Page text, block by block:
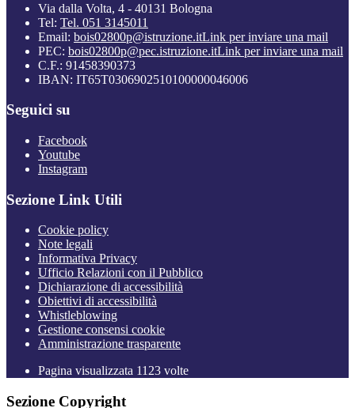
Via dalla Volta, 4 - 40131 Bologna
Tel: Tel. 051 3145011
Email: bois02800p@istruzione.itLink per inviare una mail
PEC: bois02800p@pec.istruzione.itLink per inviare una mail
C.F.: 91458390373
IBAN: IT65T0306902510100000046006
Seguici su
Facebook
Youtube
Instagram
Sezione Link Utili
Cookie policy
Note legali
Informativa Privacy
Ufficio Relazioni con il Pubblico
Dichiarazione di accessibilità
Obiettivi di accessibilità
Whistleblowing
Gestione consensi cookie
Amministrazione trasparente
Pagina visualizzata 1123 volte
Sezione Copyright